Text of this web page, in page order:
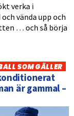
verka i
vända upp och
… och så börja
SOM GÄLLER
är gammal –